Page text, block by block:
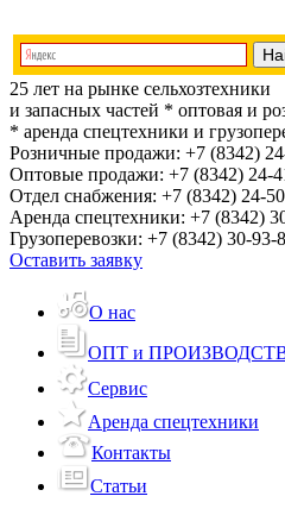
25 лет на рынке сельхозтехники
и запасных частей * оптовая и
* аренда спецтехники и
Розничные продажи: +7 (8342)
Оптовые продажи: +7 (8342) 24-
Отдел снабжения: +7 (8342) 24-
Аренда спецтехники: +7 (8342)
Грузоперевозки: +7 (8342) 30-93-
Оставить заявку
О нас
ОПТ и
Сервис
Аренда спецтехники
Контакты
Статьи